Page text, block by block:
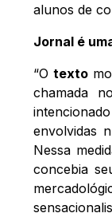
alunos de
Jornal é
“Otexto
chamada
envolvidas
Nessa
concebia